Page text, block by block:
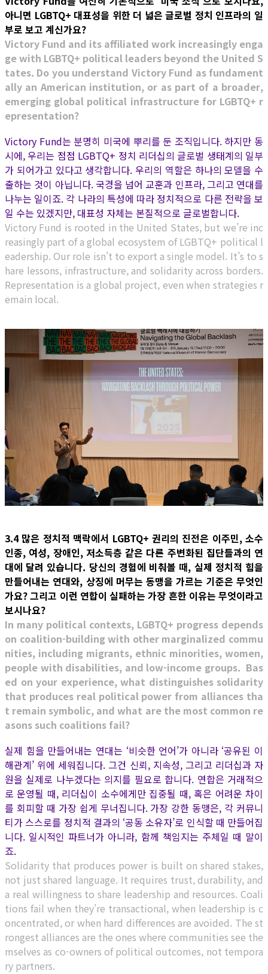
아니면 LGBTQ+ 대표성을 위한 더 넓은 글로벌 정치 인프라의 일
부로 보고 계신가요?
Victory Fund and its affiliated work increasingly enga
ge with LGBTQ+ political leaders beyond the United S
tates. Do you understand Victory Fund as fundament
ally an American institution, or as part of a broader,
emerging global political infrastructure for LGBTQ+ r
epresentation?
Victory Fund는 분명히 미국에 뿌리를 둔 조직입니다. 하지만 동
시에, 우리는 점점 LGBTQ+ 정치 리더십의 글로벌 생태계의 일부
가 되어가고 있다고 생각합니다. 우리의 역할은 하나의 모델을 수
출하는 것이 아닙니다. 국경을 넘어 교훈과 인프라, 그리고 연대를
나누는 일이죠. 각 나라의 특성에 따라 정치적으로 다른 전략을 보
일 수는 있겠지만, 대표성 자체는 본질적으로 글로벌합니다.
Victory Fund is rooted in the United States, but we’re inc
reasingly part of a global ecosystem of LGBTQ+ political l
eadership. Our role isn’t to export a single model. It’s to s
hare lessons, infrastructure, and solidarity across borders.
Representation is a global project, even when strategies r
emain local.
3.4 많은 정치적 맥락에서 LGBTQ+ 권리의 진전은 이주민, 소수
인종, 여성, 장애인, 저소득층 같은 다른 주변화된 집단들과의 연
대에 달려 있습니다. 당신의 경험에 비춰볼 때, 실제 정치적 힘을
만들어내는 연대와, 상징에 머무는 동맹을 가르는 기준은 무엇인
가요? 그리고 이런 연합이 실패하는 가장 흔한 이유는 무엇이라고
보시나요?
In many political contexts, LGBTQ+ progress depends
on coalition-building with other marginalized commu
nities, including migrants, ethnic minorities, women,
people with disabilities, and low-income groups. Bas
ed on your experience, what distinguishes solidarity
that produces real political power from alliances tha
t remain symbolic, and what are the most common re
asons such coalitions fail?
실제 힘을 만들어내는 연대는 ‘비슷한 언어’가 아니라 ‘공유된 이
해관계’ 위에 세워집니다. 그건 신뢰, 지속성, 그리고 리더십과 자
원을 실제로 나누겠다는 의지를 필요로 합니다. 연합은 거래적으
로 운영될 때, 리더십이 소수에게만 집중될 때, 혹은 어려운 차이
를 회피할 때 가장 쉽게 무너집니다. 가장 강한 동맹은, 각 커뮤니
티가 스스로를 정치적 결과의 ‘공동 소유자’로 인식할 때 만들어집
니다. 일시적인 파트너가 아니라, 함께 책임지는 주체일 때 말이
죠.
Solidarity that produces power is built on shared stakes,
not just shared language. It requires trust, durability, and
a real willingness to share leadership and resources. Coali
tions fail when they’re transactional, when leadership is c
oncentrated, or when hard differences are avoided. The st
rongest alliances are the ones where communities see the
mselves as co-owners of political outcomes, not tempora
ry partners.